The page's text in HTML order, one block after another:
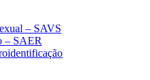
– SAVS
– SAER